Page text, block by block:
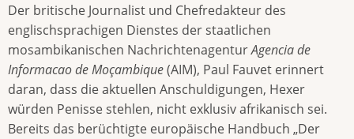
Der britische Journalist und Chefredakteur des
englischsprachigen Dienstes der staatlichen
mosambikanischen NachrichtenagenturAgencia de
Informacao de Moçambique(AIM), Paul Fauvet erinnert
daran, dass die aktuellen Anschuldigungen, Hexer
würden Penisse stehlen, nicht exklusiv afrikanisch sei.
Bereits das berüchtigte europäische Handbuch „Der